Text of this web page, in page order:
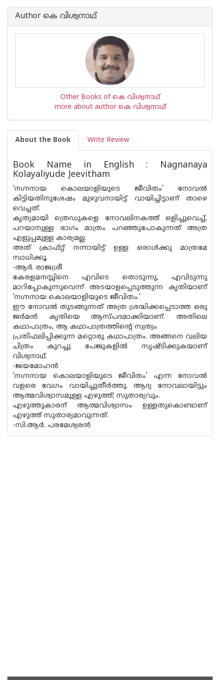
Author കെ വിശ്വനാഥ്
Other Books of കെ വിശ്വനാഥ്
more about author കെ വിശ്വനാഥ്
About the Book Write Review
Book Name in English : Nagnanaya
Kolayaliyude Jeevitham
‘നഗ്നനായ കൊലയാളിയുടെ ജീവിതം’ നോവല്‍
കിട്ടിയതിനുശേഷം മുഴുവനായിട്ട് വായിച്ചിട്ടാണ് താഴെ
വെച്ചത്.
കൃത്യമായി ത്രെഡുകളെ നോവലിനകത്ത് ഒളിച്ചുവെച്ച്,
പറയാനുള്ള ഭാഗം മാത്രം പറഞ്ഞുപോകുന്നത് അത്ര
എളുപ്പമുള്ള കാര്യമല്ല.
അത് ക്രാഫ്റ്റ് നന്നായിട്ട് ഉള്ള ഒരാള്‍ക്കു മാത്രമേ
സാധിക്കൂ.
-ആര്‍. രാജശ്രീ
കേരളമനസ്സിനെ എവിടെ തൊടുന്നു, എവിടുന്നു
മാറിപ്പോകുന്നുവെന്ന് അടയാളപ്പെടുത്തുന്ന കൃതിയാണ്
‘നഗ്നനായ കൊലയാളിയുടെ ജീവിതം.’
ഈ നോവല്‍ തുടങ്ങുന്നത് അത്ര ശ്രദ്ധിക്കപ്പെടാത്ത ഒരു
ജര്‍മന്‍ കൃതിയെ ആസ്പദമാക്കിയാണ്. അതിലെ
കഥാപാത്രം, ആ കഥാപാത്രത്തിന്റെ സ്വത്വം
പ്രതിഫലിപ്പിക്കുന്ന മറ്റൊരു കഥാപാത്രം. അങ്ങനെ വലിയ
ചിത്രം കുറച്ചു പേജുകളില്‍ സൃഷ്ടിക്കുകയാണ്
വിശ്വനാഥ്.
-ജയമോഹന്‍
‘നഗ്നനായ കൊലയാളിയുടെ ജീവിതം’ എന്ന നോവല്‍
വളരെ വേഗം വായിച്ചുതീര്‍ത്തു. ആദ്യ നോവലായിട്ടും
ആത്മവിശ്വാസമുള്ള എഴുത്ത്; സുതാര്യവും.
എഴുത്തുകാരന് ആത്മവിശ്വാസം ഉള്ളതുകൊണ്ടാണ്
എഴുത്ത് സുതാര്യമാവുന്നത്.
-സി.ആര്‍. പരമേശ്വരന്‍